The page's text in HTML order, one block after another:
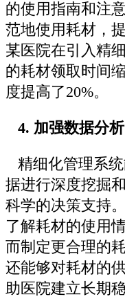
的使用指南和注
范地使用耗材，
某医院在引入精
的耗材领取时间
度提高了20%。
4. 加强数据分
精细化管理系
据进行深度挖掘
科学的决策支持
了解耗材的使用
而制定更合理的
还能够对耗材的
助医院建立长期